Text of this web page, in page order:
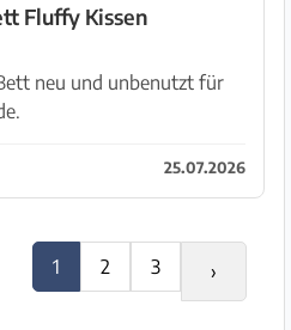
Fluffy Kissen
neu und unbenutzt für
25.07.2026
1 2 3 ›